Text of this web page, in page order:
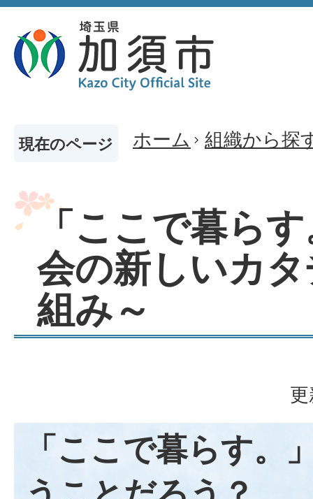
現在のページ ホーム 組織から探
「ここで暮ら
会の新しいカ
組み～
「ここで暮らす。